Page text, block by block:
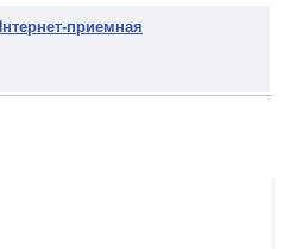
приемная